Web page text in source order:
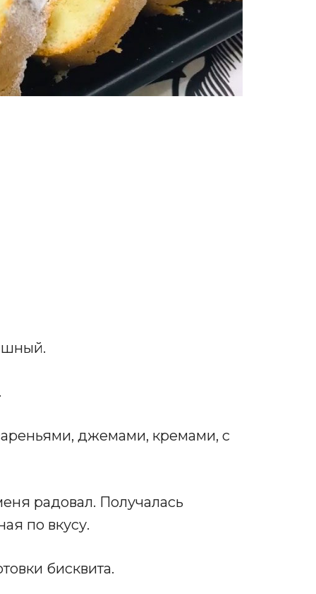
джемами, кремами, с
радовал. Получалась
по вкусу.
бисквита.